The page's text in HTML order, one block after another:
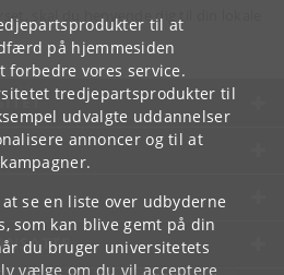
til at
på hjemmesiden
forbedre vores service.
tredjepartsprodukter til
udvalgte uddannelser
annoncer og til at
se en liste over udbyderne
som kan blive gemt på din
du bruger universitetets
vælge om du vil acceptere
skal du henvende dig til din lokale